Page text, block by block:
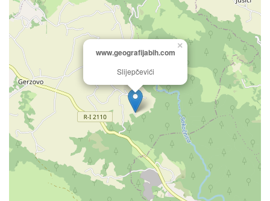
www.geografijabih.com
Slijepčevići
×